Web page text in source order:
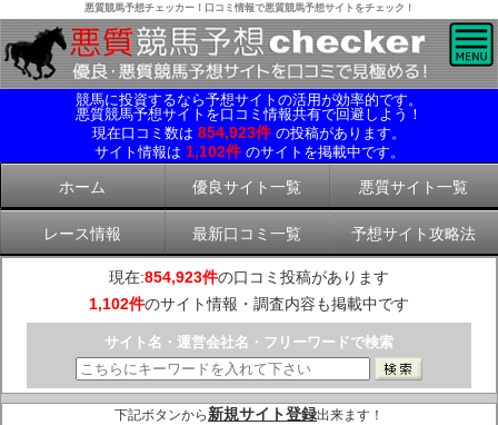
悪質競馬予想チェッカー！口コミ情報で悪質競馬予想サイトをチェック！
競馬に投資するなら予想サイトの活用が効率的です。
悪質競馬予想サイトを口コミ情報共有で回避しよう！
現在口コミ数は 854,923件 の投稿があります。
サイト情報は 1,102件 のサイトを掲載中です。
ホーム 優良サイト一覧 悪質サイト一覧
レース情報 最新口コミ一覧 予想サイト攻略法
現在:854,923件の口コミ投稿があります
1,102件のサイト情報・調査内容も掲載中です
サイト名・運営会社名・フリーワードで検索
下記ボタンから 新規サイト登録出来ます！